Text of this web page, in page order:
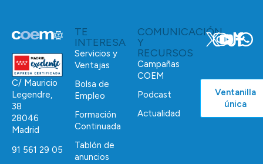
C/ Mauricio
Legendre,
38
28046
Madrid
91 561 29 05
TE
INTERESA
Servicios y
Ventajas
Bolsa de
Empleo
Formación
Continuada
Tablón de
anuncios
COMUNICACIÓN
Y
RECURSOS
Campañas
COEM
Podcast
Actualidad
Ventanilla
única